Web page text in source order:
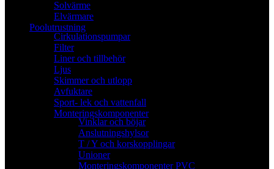
Solvärme
Elvärmare
Poolutrustning
Cirkulationspumpar
Filter
Liner och tillbehör
Ljus
Skimmer och utlopp
Avfuktare
Sport- lek och vattenfall
Monteringskomponenter
Vinklar och böjar
Anslutningshylsor
T / Y och korskopplingar
Unioner
Monteringskomponenter PVC